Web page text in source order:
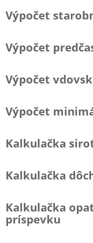
Výpočet
Výpočet
Výpočet
Výpočet
Kalkulačka
Kalkulačka
Kalkulačka
príspevku